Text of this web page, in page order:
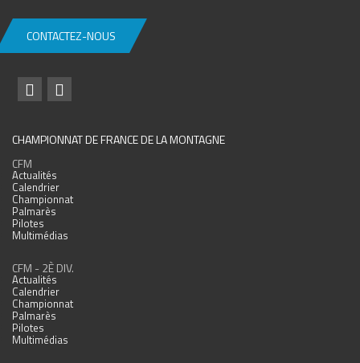
CONTACTEZ-NOUS
CHAMPIONNAT DE FRANCE DE LA MONTAGNE
CFM
Actualités
Calendrier
Championnat
Palmarès
Pilotes
Multimédias
CFM - 2È DIV.
Actualités
Calendrier
Championnat
Palmarès
Pilotes
Multimédias